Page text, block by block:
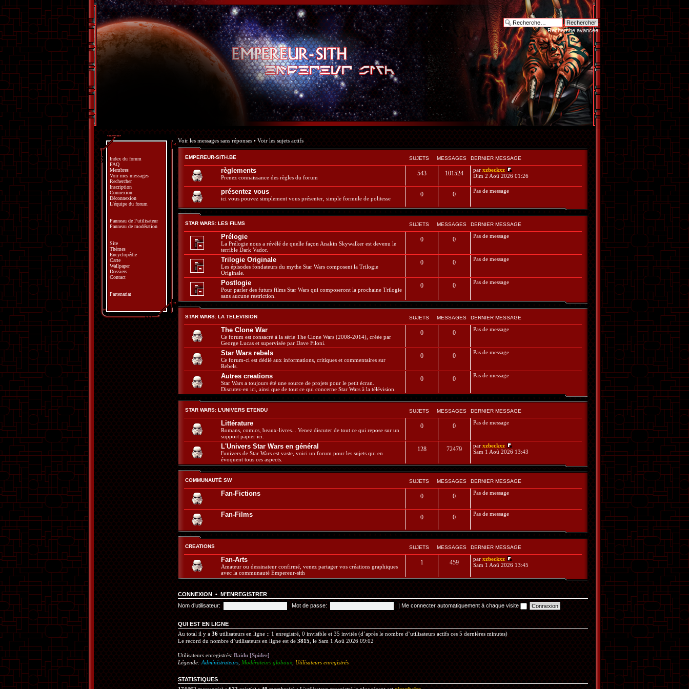
Recherche avancée
Voir les messages sans réponses • Voir les sujets actifs
EMPEREUR-SITH.BE SUJETS MESSAGES DERNIER MESSAGE
règlements
Prenez connaissance des règles du forum
543 101524 par xzbeckxz
Dim 2 Aoû 2026 01:26
présentez vous
ici vous pouvez simplement vous présenter, simple formule de politesse
0 0 Pas de message
STAR WARS: LES FILMS SUJETS MESSAGES DERNIER MESSAGE
Prélogie
La Prélogie nous a révélé de quelle façon Anakin Skywalker est devenu le
terrible Dark Vador.
0 0 Pas de message
Trilogie Originale
Les épisodes fondateurs du mythe Star Wars composent la Trilogie
Originale.
0 0 Pas de message
Postlogie
Pour parler des futurs films Star Wars qui composeront la prochaine Trilogie
sans aucune restriction.
0 0 Pas de message
STAR WARS: LA TELEVISION SUJETS MESSAGES DERNIER MESSAGE
The Clone War
Ce forum est consacré à la série The Clone Wars (2008-2014), créée par
George Lucas et supervisée par Dave Filoni.
0 0 Pas de message
Star Wars rebels
Ce forum-ci est dédié aux informations, critiques et commentaires sur
Rebels.
0 0 Pas de message
Autres creations
Star Wars a toujours été une source de projets pour le petit écran.
Discutez-en ici, ainsi que de tout ce qui concerne Star Wars à la télévision.
0 0 Pas de message
STAR WARS: L'UNIVERS ETENDU SUJETS MESSAGES DERNIER MESSAGE
Littérature
Romans, comics, beaux-livres... Venez discuter de tout ce qui repose sur un
support papier ici.
0 0 Pas de message
L'Univers Star Wars en général
l'univers de Star Wars est vaste, voici un forum pour les sujets qui en
évoquent tous ces aspects.
128 72479 par xzbeckxz
Sam 1 Aoû 2026 13:43
COMMUNAUTÉ SW SUJETS MESSAGES DERNIER MESSAGE
Fan-Fictions 0 0 Pas de message
Fan-Films 0 0 Pas de message
CREATIONS SUJETS MESSAGES DERNIER MESSAGE
Fan-Arts
Amateur ou dessinateur confirmé, venez partager vos créations graphiques
avec la communauté Empereur-sith
1 459 par xzbeckxz
Sam 1 Aoû 2026 13:45
CONNEXION • M’ENREGISTRER
Nom d’utilisateur:
Mot de passe: | Me connecter automatiquement à chaque visite
QUI EST EN LIGNE
Au total il y a 36 utilisateurs en ligne :: 1 enregistré, 0 invisible et 35 invités (d’après le nombre d’utilisateurs actifs ces 5 dernières minutes)
Le record du nombre d’utilisateurs en ligne est de 3815 , le Sam 1 Aoû 2026 09:02
Utilisateurs enregistrés: Baidu [Spider]
Légende: Administrateurs Modérateurs globaux Utilisateurs enregistrés
STATISTIQUES
Index du forum
FAQ
Membres
Voir mes messages
Rechercher
Inscription
Connexion
Déconnexion
L’équipe du forum
Panneau de l’utilisateur
Panneau de modération
Site
Thèmes
Encyclopédie
Carte
Wallpaper
Dossiers
Contact
Partenariat